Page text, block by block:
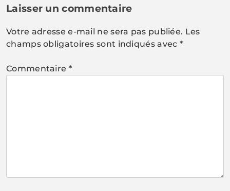
Laisser un commentaire
Votre adresse e-mail ne sera pas publiée. Les
champs obligatoires sont indiqués avec *
Commentaire *